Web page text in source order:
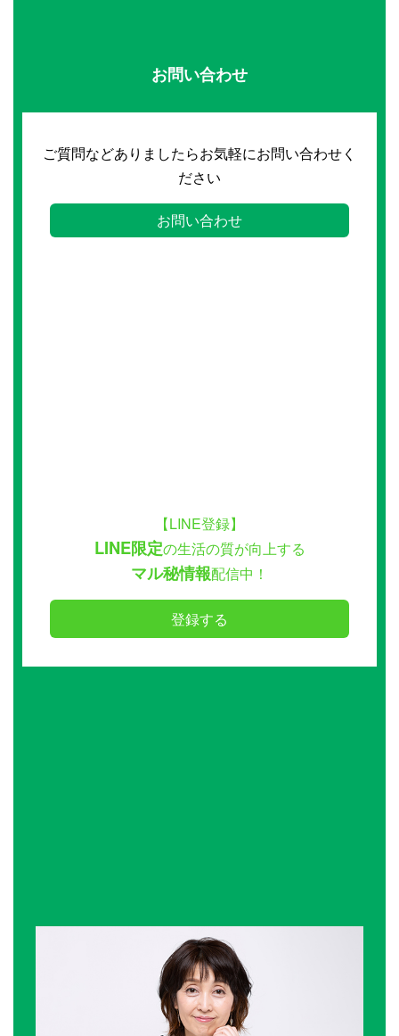
お問い合わせ
ご質問などありましたらお気軽にお問い合わせく
ださい
お問い合わせ
【LINE登録】
LINE限定の生活の質が向上する
マル秘情報配信中！
登録する